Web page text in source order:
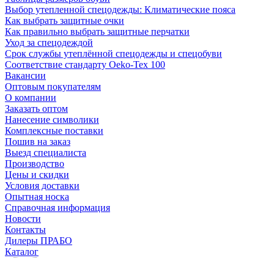
Выбор утепленной спецодежды: Климатические пояса
Как выбрать защитные очки
Как правильно выбрать защитные перчатки
Уход за спецодеждой
Срок службы утеплённой спецодежды и спецобуви
Соответствие стандарту Oeko-Tex 100
Вакансии
Оптовым покупателям
О компании
Заказать оптом
Нанесение символики
Комплексные поставки
Пошив на заказ
Выезд специалиста
Производство
Цены и скидки
Условия доставки
Опытная носка
Справочная информация
Новости
Контакты
Дилеры ПРАБО
Каталог